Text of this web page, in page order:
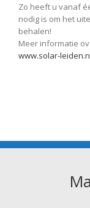
Zo heeft u vanaf
nodig is om het
behalen!
Meer informatie
www.solar-